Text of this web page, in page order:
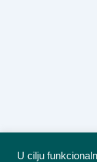
U cilju